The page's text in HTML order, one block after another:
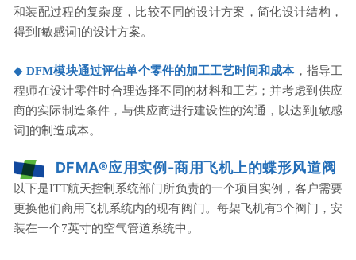
和装配过程的复杂度，比较不同的设计方案，简化设计结构，
得到[敏感词]的设计方案。
◆DFM模块通过评估单个零件的加工工艺时间和成本，指导工
程师在设计零件时合理选择不同的材料和工艺；并考虑到供应
商的实际制造条件，与供应商进行建设性的沟通，以达到[敏感
词]的制造成本。
DFMA®应用实例-商用飞机上的蝶形风道阀
以下是ITT航天控制系统部门所负责的一个项目实例，客户需要
更换他们商用飞机系统内的现有阀门。每架飞机有3个阀门，安
装在一个7英寸的空气管道系统中。